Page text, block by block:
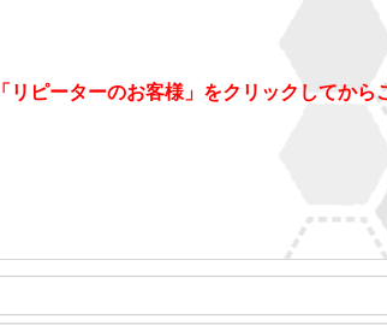
「リピーターのお客様」をクリックしてから